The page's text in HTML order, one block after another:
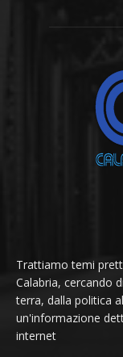
Trattiamo temi
Calabria, cercando
terra, dalla politica
un'informazione
internet